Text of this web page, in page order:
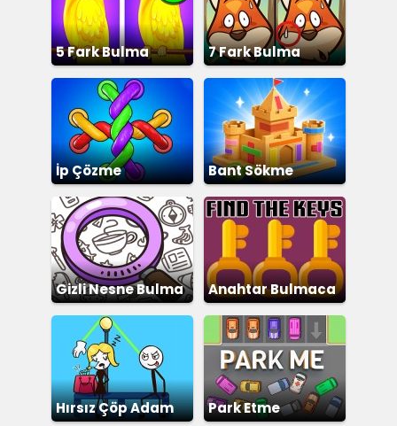
5 Fark Bulma 7 Fark Bulma
İp Çözme Bant Sökme
Gizli Nesne Bulma Anahtar Bulmaca
Hırsız Çöp Adam
Park Etme